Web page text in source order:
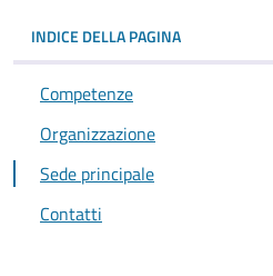
INDICE DELLA PAGINA
Competenze
Organizzazione
Sede principale
Contatti